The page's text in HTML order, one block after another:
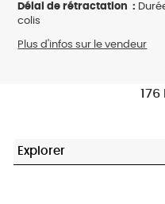
Plus d'infos sur le vendeur
Délai de rétractation :
colis
176
Explorer